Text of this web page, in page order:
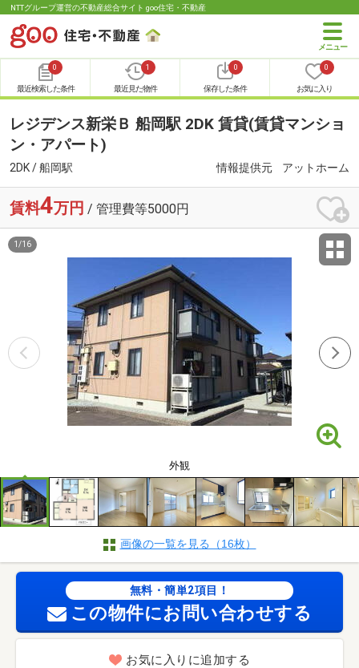
NTTグループ運営の不動産総合サイト goo住宅・不動産
0
最近検索した条件
1
最近見た物件
0
保存した条件
0
お気に入り
レジデンス新栄Ｂ 船岡駅 2DK 賃貸(賃貸マンショ
ン・アパート)
2DK / 船岡駅 情報提供元 アットホーム
賃料4万円 / 管理費等5000円
外観
1 /16
画像の一覧を見る（16枚）
無料・簡単2項目！
この物件にお問い合わせする
お気に入りに追加する